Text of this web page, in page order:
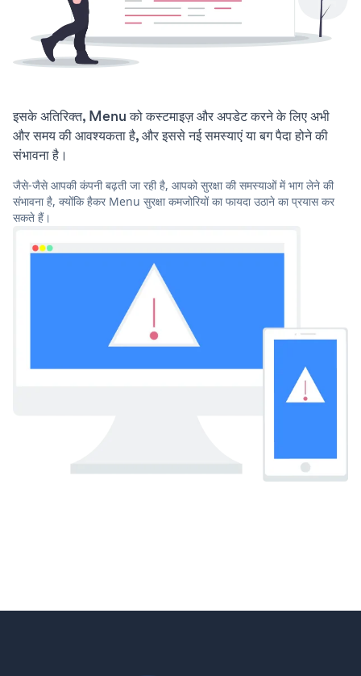
इसके अतिरिक्त, Menu को कस्टमाइज़ और अपडेट करने के लिए अभी
और समय की आवश्यकता है, और इससे नई समस्याएं या बग पैदा होने की
संभावना है।
जैसे-जैसे आपकी कंपनी बढ़ती जा रही है, आपको सुरक्षा की समस्याओं में भाग लेने की
संभावना है, क्योंकि हैकर Menu सुरक्षा कमजोरियों का फायदा उठाने का प्रयास कर
सकते हैं।